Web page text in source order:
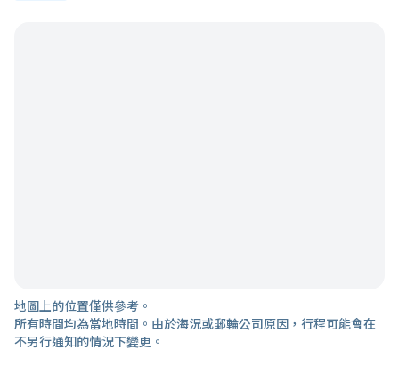
地圖上的位置僅供參考。
所有時間均為當地時間。由於海況或郵輪公司原因，行程可能會在
不另行通知的情況下變更。